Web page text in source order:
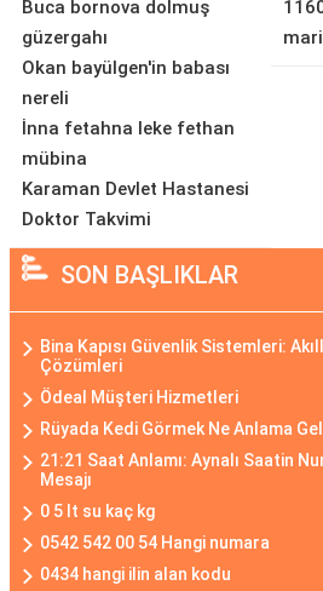
Buca bornova dolmuş
güzergahı
Okan bayülgen'in babası
nereli
İnna fetahna leke fethan
mübina
Karaman Devlet Hastanesi
Doktor Takvimi
SON BAŞLIKLAR
Bina Kapısı Güvenlik Sistemleri:
Çözümleri
Ödeal Müşteri Hizmetleri
Rüyada Kedi Görmek Ne Anlama
21:21 Saat Anlamı: Aynalı Saatin
Mesajı
0 5 lt su kaç kg
0542 542 00 54 Hangi numara
0434 hangi ilin alan kodu